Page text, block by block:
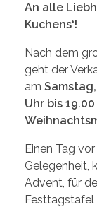
An alle
Kuchens‘!
Nach dem
geht der
am
Uhr bis
Einen Tag
Gelegenheit,
Advent, für
Festtagstafel